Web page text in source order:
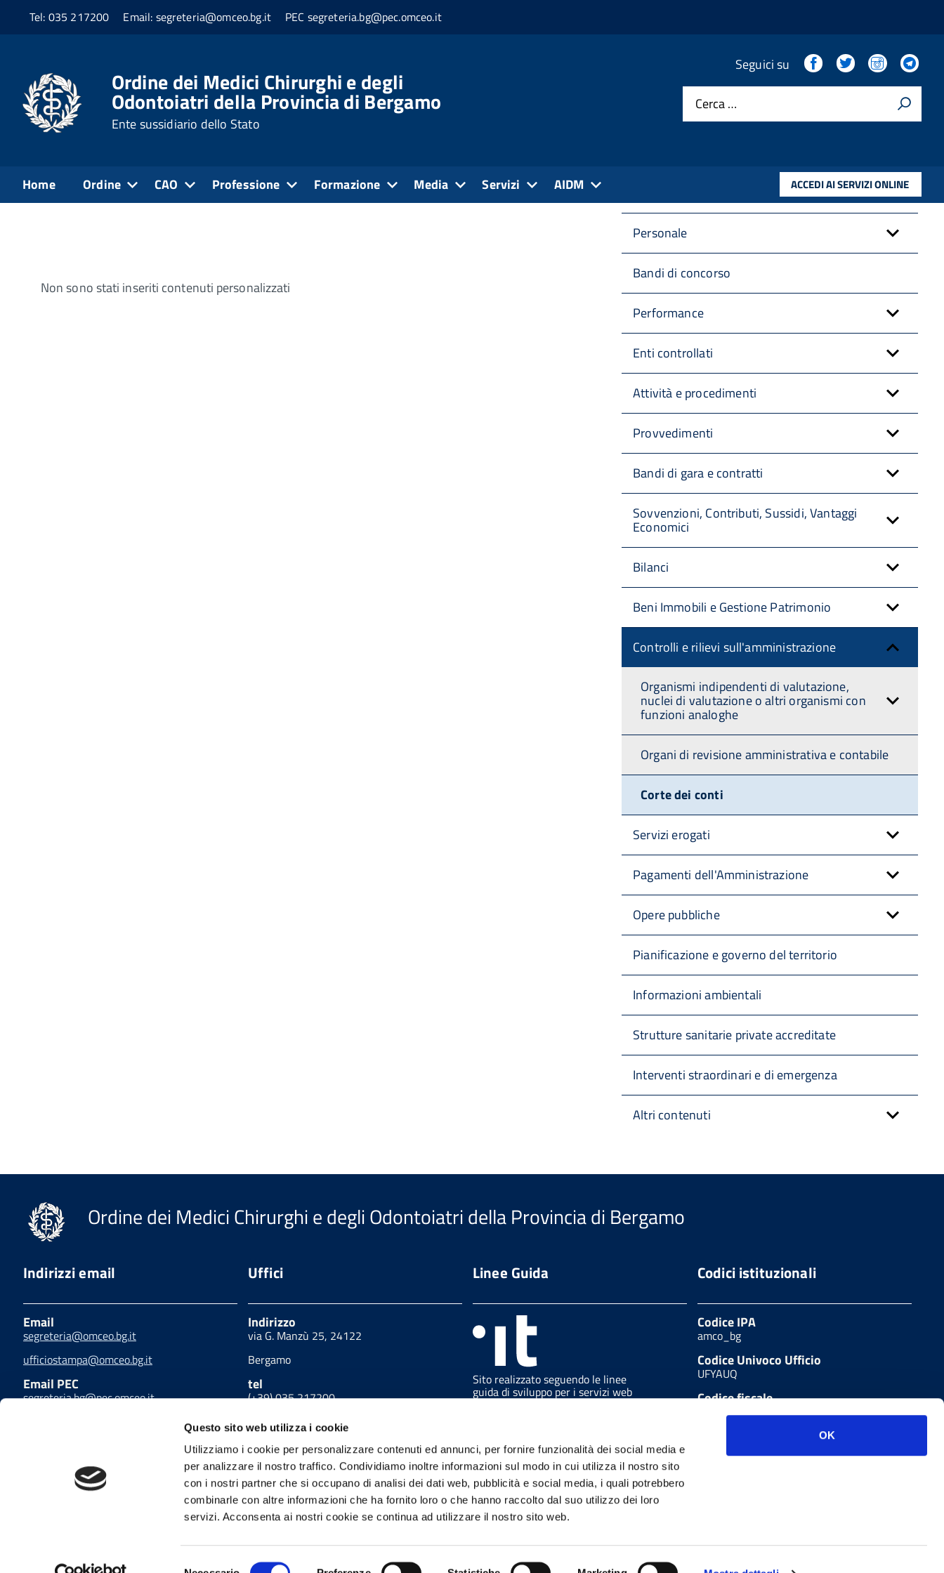
Questo sito web utilizza i cookie
Utilizziamo i cookie per personalizzare contenuti ed annunci, per fornire funzionalità dei social media e
per analizzare il nostro traffico. Condividiamo inoltre informazioni sul modo in cui utilizza il nostro sito
con i nostri partner che si occupano di analisi dei dati web, pubblicità e social media, i quali potrebbero
combinarle con altre informazioni che ha fornito loro o che hanno raccolto dal suo utilizzo dei loro
servizi. Acconsenta ai nostri cookie se continua ad utilizzare il nostro sito web.
OK
Tel: 035 217200 Email: segreteria@omceo.bg.it PEC segreteria.bg@pec.omceo.it
Ordine dei Medici Chirurghi e degli
Odontoiatri della Provincia di Bergamo
Ente sussidiario dello Stato
Seguici su FacebookTwitter Instagram
Cerca …
Home Ordine CAO Professione Formazione Media Servizi AIDM ACCEDI AI SERVIZI ONLINE
Home Controlli e rilievi sull'amministrazione Corte dei conti
Rilievi Corte dei conti
Non sono stati inseriti contenuti personalizzati
Amministrazione trasparente
Disposizioni Generali
Personale
Bandi di concorso
Performance
Enti controllati
Attività e procedimenti
Provvedimenti
Bandi di gara e contratti
Sovvenzioni, Contributi, Sussidi, Vantaggi
Economici
Bilanci
Beni Immobili e Gestione Patrimonio
Controlli e rilievi sull'amministrazione
Organismi indipendenti di valutazione,
nuclei di valutazione o altri organismi con
funzioni analoghe
Organi di revisione amministrativa e contabile
Corte dei conti
Servizi erogati
Pagamenti dell'Amministrazione
Opere pubbliche
Pianificazione e governo del territorio
Informazioni ambientali
Strutture sanitarie private accreditate
Interventi straordinari e di emergenza
Altri contenuti
Ordine dei Medici Chirurghi e degli Odontoiatri della Provincia di Bergamo
Indirizzi email
Email
segreteria@omceo.bg.it
ufficiostampa@omceo.bg.it
Email PEC
segreteria.bg@pec.omceo.it
Uffici
Indirizzo
via G. Manzù 25, 24122
Bergamo
tel
(+39) 035 217200
fax
(+39) 035 217230
Linee Guida
Sito realizzato seguendo le linee
guida di sviluppo per i servizi web
delle PA pubblicate da AGID in
Codici istituzionali
Codice IPA
amco_bg
Codice Univoco Ufficio
UFYAUQ
Codice fiscale
80004250165
Link utili Amministrazione trasparente URP Feedback accessibilità Note legali
Mappa del sito